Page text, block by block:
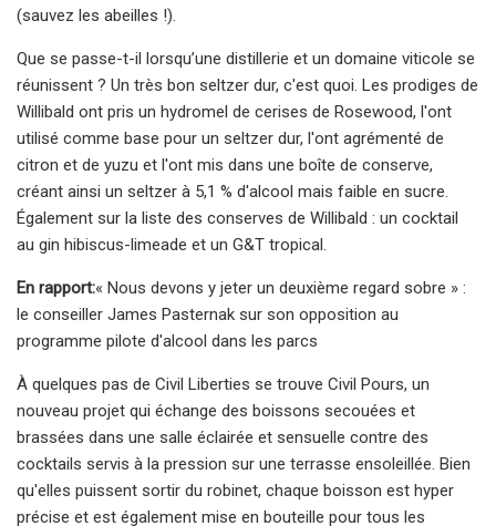
(sauvez les abeilles !).
Que se passe-t-il lorsqu’une distillerie et un domaine viticole se
réunissent ? Un très bon seltzer dur, c'est quoi. Les prodiges de
Willibald ont pris un hydromel de cerises de Rosewood, l'ont
utilisé comme base pour un seltzer dur, l'ont agrémenté de
citron et de yuzu et l'ont mis dans une boîte de conserve,
créant ainsi un seltzer à 5,1 % d'alcool mais faible en sucre.
Également sur la liste des conserves de Willibald : un cocktail
au gin hibiscus-limeade et un G&T tropical.
En rapport:« Nous devons y jeter un deuxième regard sobre » :
le conseiller James Pasternak sur son opposition au
programme pilote d'alcool dans les parcs
À quelques pas de Civil Liberties se trouve Civil Pours, un
nouveau projet qui échange des boissons secouées et
brassées dans une salle éclairée et sensuelle contre des
cocktails servis à la pression sur une terrasse ensoleillée. Bien
qu'elles puissent sortir du robinet, chaque boisson est hyper
précise et est également mise en bouteille pour tous les